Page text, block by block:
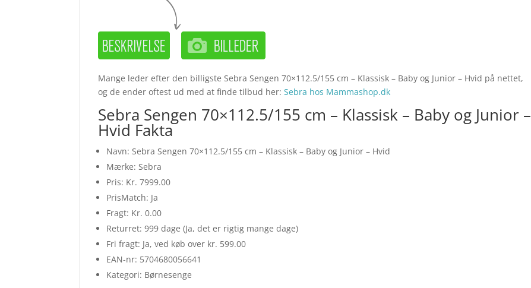
Mange leder efter den billigste Sebra Sengen 70×112.5/155 cm – Klassisk – Baby og Junior – Hvid på nettet,
og de ender oftest ud med at finde tilbud her:Sebra hos Mammashop.dk
Sebra Sengen 70×112.5/155 cm – Klassisk – Baby og Junior –
Hvid Fakta
Navn: Sebra Sengen 70×112.5/155 cm – Klassisk – Baby og Junior – Hvid
Mærke: Sebra
Pris: Kr. 7999.00
PrisMatch: Ja
Fragt: Kr. 0.00
Returret: 999 dage (Ja, det er rigtig mange dage)
Fri fragt: Ja, ved køb over kr. 599.00
EAN-nr: 5704680056641
Kategori: Børnesenge